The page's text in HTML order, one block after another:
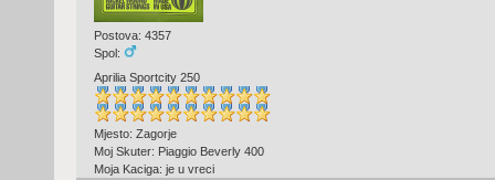
Postova: 4357
Spol:
Aprilia Sportcity 250
Mjesto: Zagorje
Moj Skuter: Piaggio Beverly 400
Moja Kaciga: je u vreci